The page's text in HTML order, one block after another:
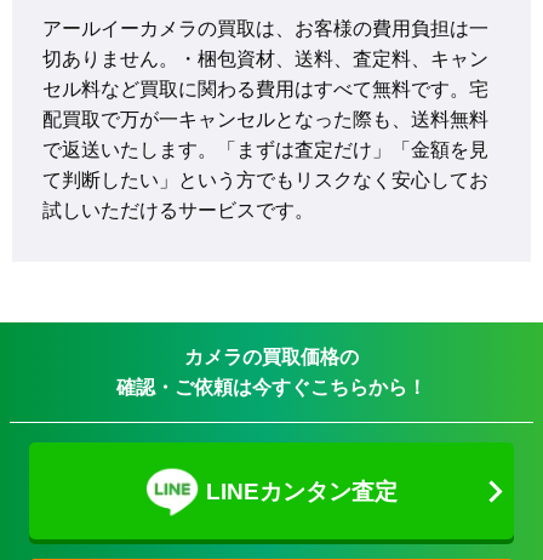
アールイーカメラの買取は、お客様の費用負担は一
切ありません。・梱包資材、送料、査定料、キャン
セル料など買取に関わる費用はすべて無料です。宅
配買取で万が一キャンセルとなった際も、送料無料
で返送いたします。「まずは査定だけ」「金額を見
て判断したい」という方でもリスクなく安心してお
試しいただけるサービスです。
カメラの買取価格の
確認・ご依頼は今すぐこちらから！
LINEカンタン査定